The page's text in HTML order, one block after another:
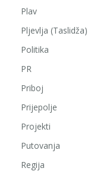
Plav
Pljevlja (Taslidža)
Politika
PR
Priboj
Prijepolje
Projekti
Putovanja
Regija